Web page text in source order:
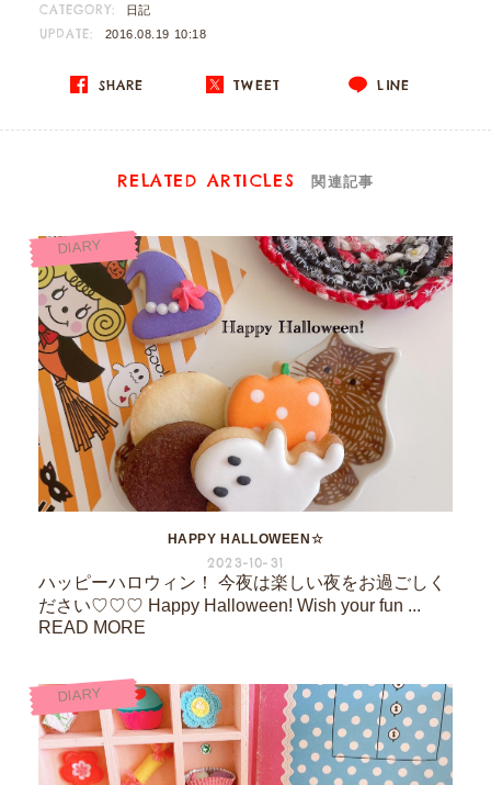
CATEGORY: 日記
UPDATE: 2016.08.19 10:18
SHARE TWEET LINE
RELATED ARTICLES 関連記事
DIARY
HAPPY HALLOWEEN☆
2023-10-31
ハッピーハロウィン！ 今夜は楽しい夜をお過ごしく
ださい♡♡♡ Happy Halloween! Wish your fun ...
READ MORE
DIARY